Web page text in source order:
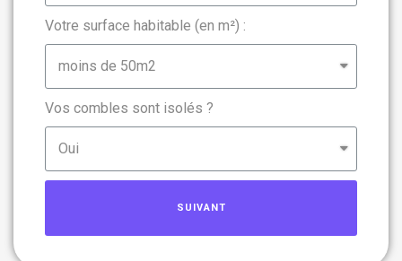
Votre surface habitable (en m²) :
Vos combles sont isolés ?
SUIVANT